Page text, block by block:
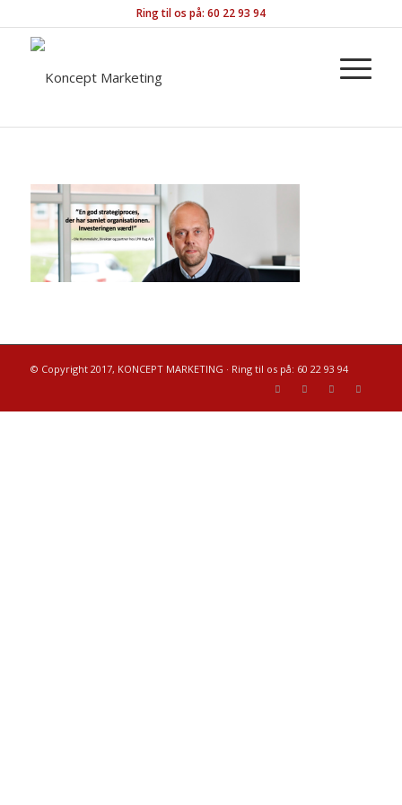
Ring til os på: 60 22 93 94
© Copyright 2017, KONCEPT MARKETING · Ring til os på: 60 22 93 94